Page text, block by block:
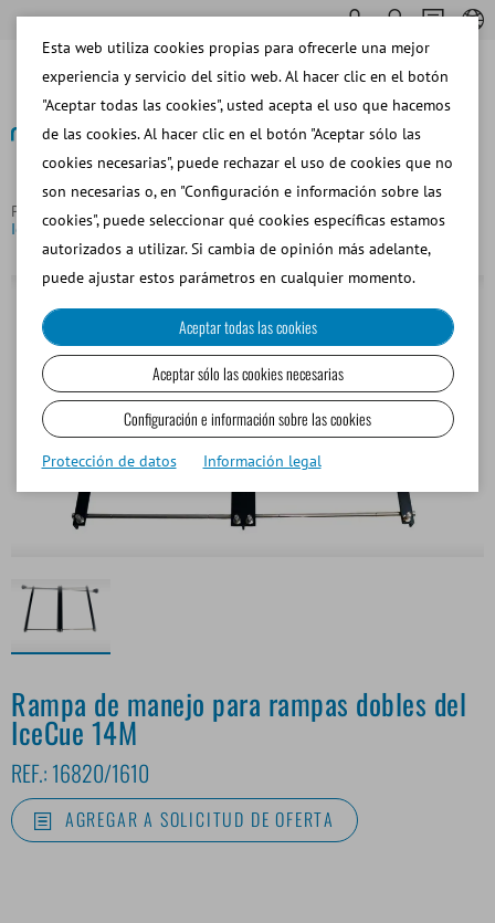
Página principal
Rampa de manejo para rampas dobles del
IceCue 14M
Rampa de manejo para rampas dobles del
IceCue 14M
REF.: 16820/1610
AGREGAR A SOLICITUD DE OFERTA
Esta web utiliza cookies propias para ofrecerle una mejor
experiencia y servicio del sitio web. Al hacer clic en el botón
"Aceptar todas las cookies", usted acepta el uso que hacemos
de las cookies. Al hacer clic en el botón "Aceptar sólo las
cookies necesarias", puede rechazar el uso de cookies que no
son necesarias o, en "Configuración e información sobre las
cookies", puede seleccionar qué cookies específicas estamos
autorizados a utilizar. Si cambia de opinión más adelante,
puede ajustar estos parámetros en cualquier momento.
Aceptar todas las cookies
Aceptar sólo las cookies necesarias
Configuración e información sobre las cookies
Protección de datos Información legal